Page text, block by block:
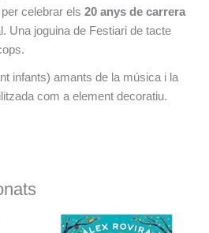
celebrar els 20 anys de carrera
Una joguina de Festiari de tacte
infants) amants de la música i la
com a element decoratiu.